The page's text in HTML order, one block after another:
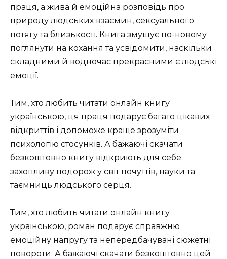
праця, а жива й емоційна розповідь про
природу людських взаємин, сексуального
потягу та близькості. Книга змушує по-новому
поглянути на кохання та усвідомити, наскільки
складними й водночас прекрасними є людські
емоції.
Тим, хто любить читати онлайн книгу
українською, ця праця подарує багато цікавих
відкриттів і допоможе краще зрозуміти
психологію стосунків. А бажаючі скачати
безкоштовно книгу відкриють для себе
захопливу подорож у світ почуттів, науки та
таємниць людського серця.
Тим, хто любить читати онлайн книгу
українською, роман подарує справжню
емоційну напругу та непередбачувані сюжетні
повороти. А бажаючі скачати безкоштовно цей